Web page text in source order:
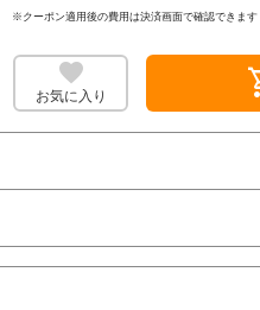
※クーポン適用後の費用は決済画面で確認できます
お気に入り